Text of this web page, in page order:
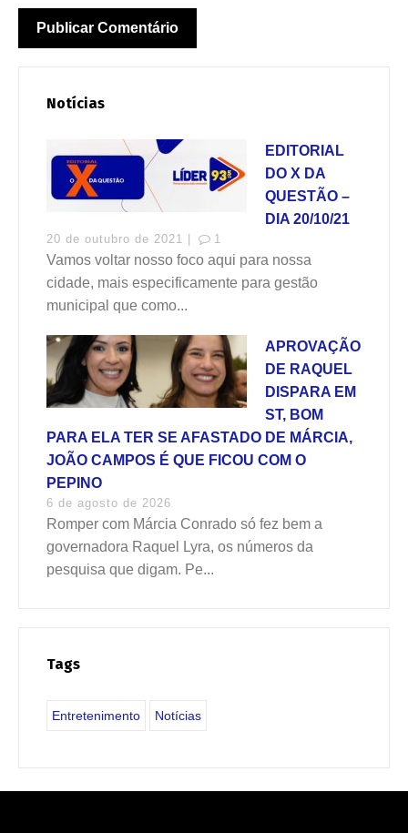
Notícias
EDITORIAL
DO X DA
QUESTÃO –
DIA 20/10/21
20 de outubro de 2021 | 1
Vamos voltar nosso foco aqui para nossa
cidade, mais especificamente para gestão
municipal que como...
APROVAÇÃO
DE RAQUEL
DISPARA EM
ST, BOM
PARA ELA TER SE AFASTADO DE MÁRCIA,
JOÃO CAMPOS É QUE FICOU COM O
PEPINO
6 de agosto de 2026
Romper com Márcia Conrado só fez bem a
governadora Raquel Lyra, os números da
pesquisa que digam. Pe...
Tags
Entretenimento Notícias